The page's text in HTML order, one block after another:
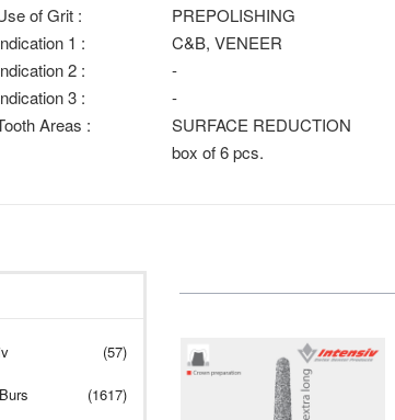
of Grit :
PREPOLISHING
1 :
C&B, VENEER
2 :
-
3 :
-
Areas :
SURFACE REDUCTION
box of 6 pcs.
(57)
(1617)